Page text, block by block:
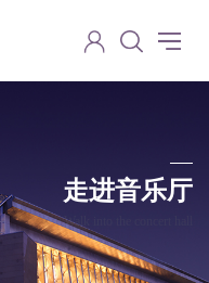
走进音乐厅
Walk into the concert hall